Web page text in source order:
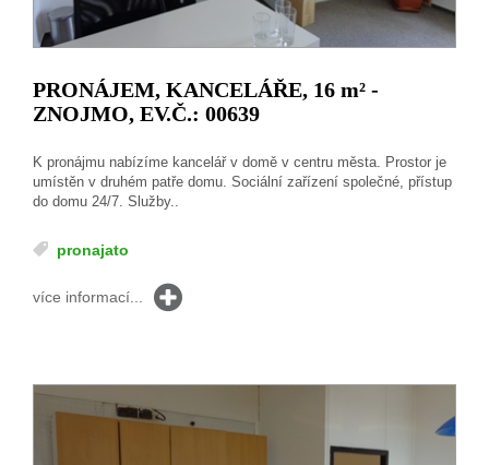
PRONÁJEM, KANCELÁŘE, 16 m² -
ZNOJMO, EV.Č.: 00639
K pronájmu nabízíme kancelář v domě v centru města. Prostor je
umístěn v druhém patře domu. Sociální zařízení společné, přístup
do domu 24/7. Služby..
pronajato
více informací...